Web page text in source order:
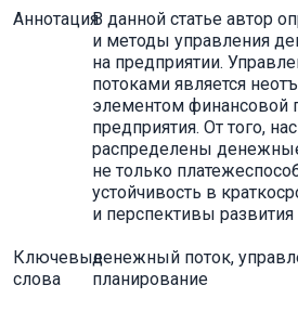
АннотацияВ данной статье автор
и методы управления
на предприятии.
потоками является
элементом финансовой
предприятия. От того,
распределены
не только
устойчивость в
и перспективы развития
Ключевые
слова
денежный поток,
планирование